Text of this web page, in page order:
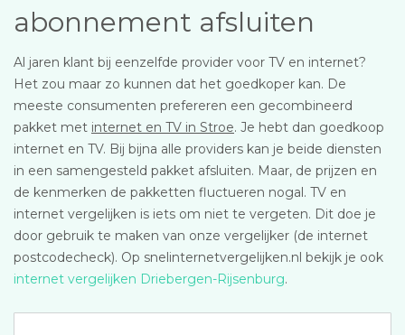
abonnement afsluiten
Al jaren klant bij eenzelfde provider voor TV en internet?
Het zou maar zo kunnen dat het goedkoper kan. De
meeste consumenten prefereren een gecombineerd
pakket met internet en TV in Stroe. Je hebt dan goedkoop
internet en TV. Bij bijna alle providers kan je beide diensten
in een samengesteld pakket afsluiten. Maar, de prijzen en
de kenmerken de pakketten fluctueren nogal. TV en
internet vergelijken is iets om niet te vergeten. Dit doe je
door gebruik te maken van onze vergelijker (de internet
postcodecheck). Op snelinternetvergelijken.nl bekijk je ook
internet vergelijken Driebergen-Rijsenburg.